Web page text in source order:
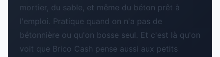
mortier, du sable, et même du béton prêt à
l'emploi. Pratique quand on n'a pas de
bétonnière ou qu'on bosse seul. Et c'est là qu'on
voit que Brico Cash pense aussi aux petits